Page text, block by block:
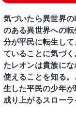
気づいたら異世界
のある異世界への
分が平民に転生し
ていることに気づ
たレオンは貴族に
使えることを知る
生した平民の少年
成り上がるスロー